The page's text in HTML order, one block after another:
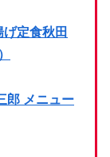
げ定食秋田
郎 メニュー